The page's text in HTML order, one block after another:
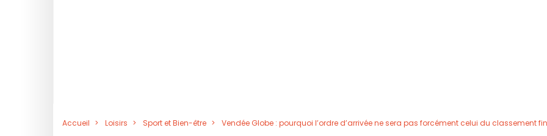
Accueil Loisirs Sport et Bien-être Vendée Globe : pourquoi l’ordre d’arrivée ne sera pas forcément celui du classement